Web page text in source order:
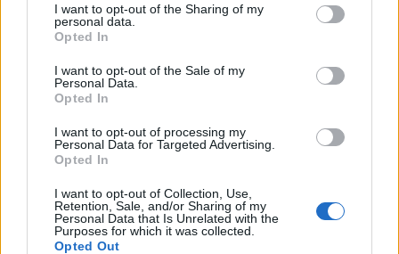
I want to opt-out of the Sharing of my
personal data.
Opted In
I want to opt-out of the Sale of my
Personal Data.
Opted In
I want to opt-out of processing my
Personal Data for Targeted Advertising.
Opted In
I want to opt-out of Collection, Use,
Retention, Sale, and/or Sharing of my
Personal Data that Is Unrelated with the
Purposes for which it was collected.
Opted Out
KEDVES OLVASÓNK!
A keresett cikk a portfolio.hu hírarchívumához
tartozik, melynek olvasása előfizetéses
regisztrációhoz kötött.
Portfolio.hu teljes cikkarchívum
Kötéslisták: BÉT elmúlt 2 év napon belüli
kötéslistái
Előfizetés